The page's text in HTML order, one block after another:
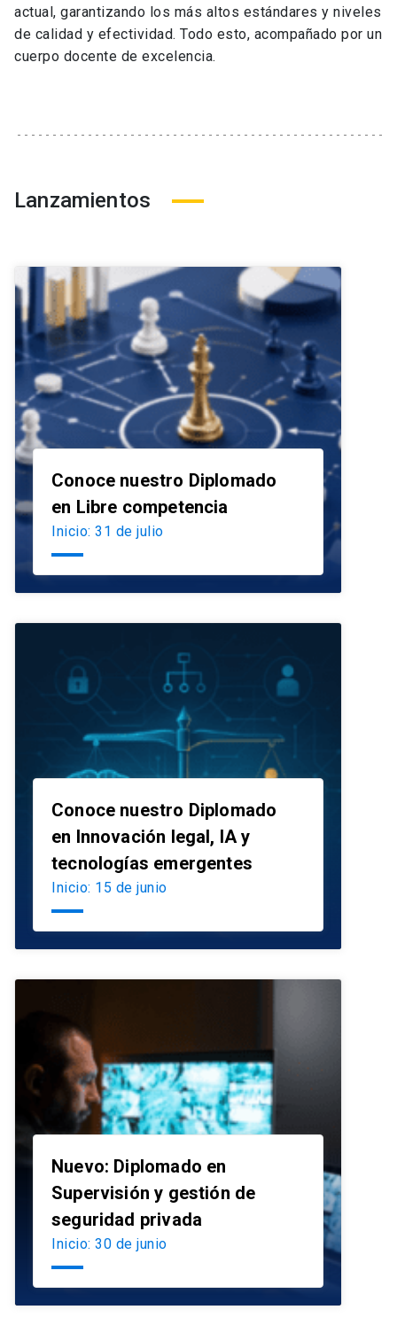
actual, garantizando los más altos estándares y niveles
de calidad y efectividad. Todo esto, acompañado por un
cuerpo docente de excelencia.
Lanzamientos
Conoce nuestro Diplomado
en Libre competencia
Inicio: 31 de julio
Conoce nuestro Diplomado
en Innovación legal, IA y
tecnologías emergentes
Inicio: 15 de junio
Nuevo: Diplomado en
Supervisión y gestión de
seguridad privada
Inicio: 30 de junio